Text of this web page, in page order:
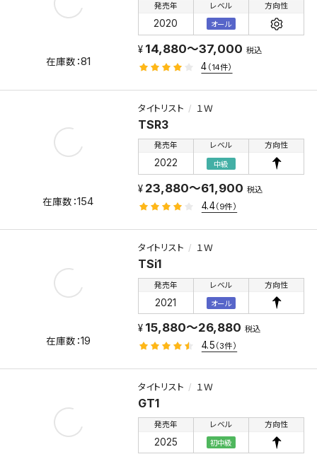
発売年
2020
レベル
オール
方向性
81
14,880～37,000 税込
4 （14件）
タイトリスト １Ｗ
TSR3
発売年
2022
レベル
中級
方向性
154
23,880～61,900 税込
4.4（9件）
タイトリスト １Ｗ
TSi1
発売年
2021
レベル
オール
方向性
19
15,880～26,880 税込
4.5 （3件）
タイトリスト １Ｗ
GT1
発売年
2025
レベル
初中級
方向性